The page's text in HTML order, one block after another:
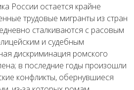
России остается крайне
трудовые мигранты из стран
сталкиваются с расовым
и судебным
дискриминация ромского
в последние годы произошли
конфликты, обернувшиеся